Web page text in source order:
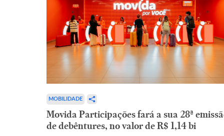
MOBILIDADE
Movida Participações fará a sua 28ª
de debêntures, no valor de R$ 1,14 bi